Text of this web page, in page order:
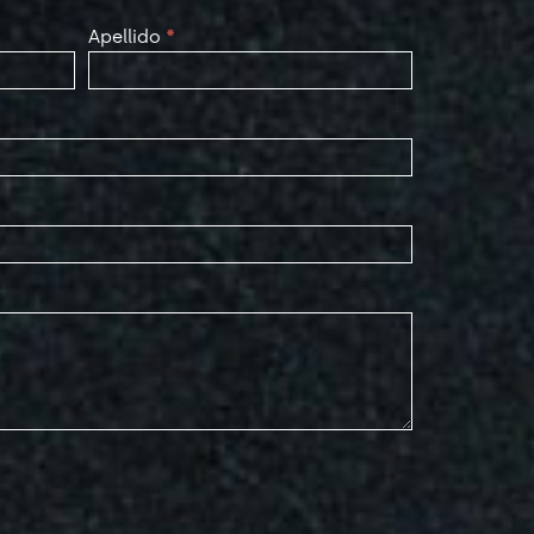
Apellido *